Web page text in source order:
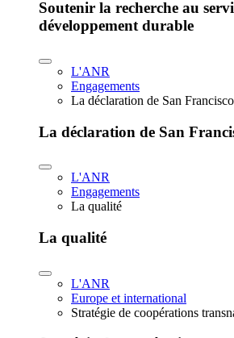
Soutenir la recherche au
développement durable
L'ANR
Engagements
La déclaration de San Francisco
La déclaration de San
L'ANR
Engagements
La qualité
La qualité
L'ANR
Europe et international
Stratégie de coopérations